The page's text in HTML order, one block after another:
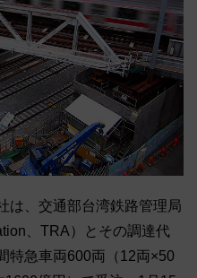
は、交通部台湾鉄路管理局
、TRA）とその調達代
特急車両600両（12両×50